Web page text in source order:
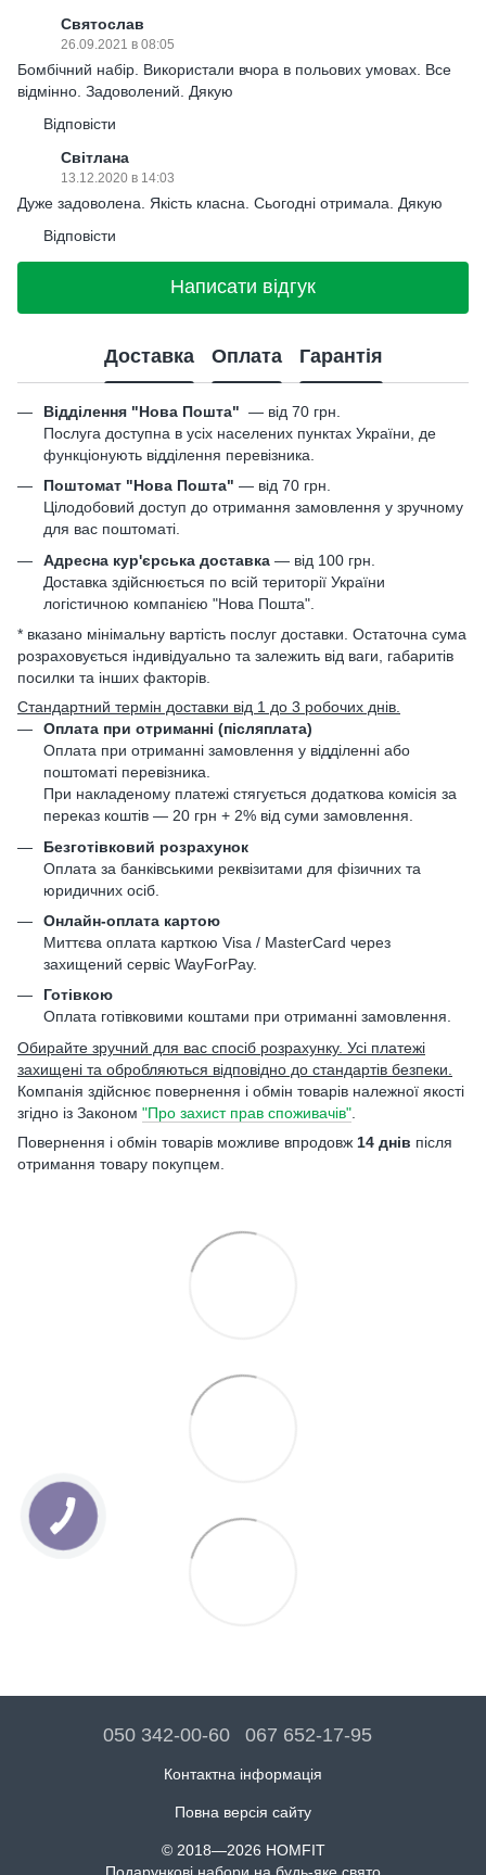
Святослав
26.09.2021 в 08:05
Бомбічний набір. Використали вчора в польових умовах. Все
відмінно. Задоволений. Дякую
Відповісти
Світлана
13.12.2020 в 14:03
Дуже задоволена. Якість класна. Сьогодні отримала. Дякую
Відповісти
Написати відгук
Доставка Оплата Гарантія
Відділення "Нова Пошта" — від 70 грн.
Послуга доступна в усіх населених пунктах України, де
функціонують відділення перевізника.
Поштомат "Нова Пошта" — від 70 грн.
Цілодобовий доступ до отримання замовлення у зручному
для вас поштоматі.
Адресна кур'єрська доставка — від 100 грн.
Доставка здійснюється по всій території України
логістичною компанією "Нова Пошта".
* вказано мінімальну вартість послуг доставки. Остаточна сума
розраховується індивідуально та залежить від ваги, габаритів
посилки та інших факторів.
Стандартний термін доставки від 1 до 3 робочих днів.
Оплата при отриманні (післяплата)
Оплата при отриманні замовлення у відділенні або
поштоматі перевізника.
При накладеному платежі стягується додаткова комісія за
переказ коштів — 20 грн + 2% від суми замовлення.
Безготівковий розрахунок
Оплата за банківськими реквізитами для фізичних та
юридичних осіб.
Онлайн-оплата картою
Миттєва оплата карткою Visa / MasterCard через
захищений сервіс WayForPay.
Готівкою
Оплата готівковими коштами при отриманні замовлення.
Обирайте зручний для вас спосіб розрахунку. Усі платежі
захищені та обробляються відповідно до стандартів безпеки.
Компанія здійснює повернення і обмін товарів належної якості
згідно із Законом "Про захист прав споживачів"
Повернення і обмін товарів можливе впродовж 14 днів після
отримання товару покупцем.
050 342-00-60 067 652-17-95
Контактна інформація
Повна версія сайту
© 2018—2026 HOMFIT